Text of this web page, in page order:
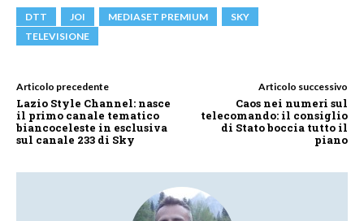
DTT JOI MEDIASET PREMIUM
SKY
TELEVISIONE
Articolo precedente
Lazio Style Channel: nasce
il primo canale tematico
biancoceleste in esclusiva
sul canale 233 di Sky
Articolo successivo
Caos nei numeri sul
telecomando: il consiglio
di Stato boccia tutto il
piano